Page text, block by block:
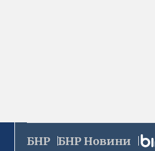
БНР БНР Новини